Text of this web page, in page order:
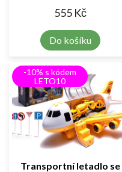
světelné letadlo se sadou
autíček a doplňků
555 Kč
Do košíku
-10% s kódem
LETO10
Transportní letadlo se